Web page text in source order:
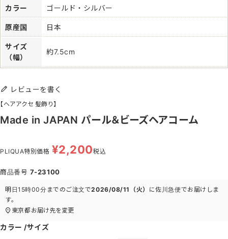
カラー ゴールド・シルバー
原産国 日本
サイズ
（幅）
約7.5cm
レビューを書く
【ヘアアクセ 髪飾り】
Made in JAPAN パール＆ビーズヘアコーム
PLIQUA特別価格 ¥2,200税込
商品番号 7-23100
明日15時00分 までのご注文で2026/08/11（火） に佐川急便でお届けしま
す。
東京都 お届け先を変更
カラー サイズ